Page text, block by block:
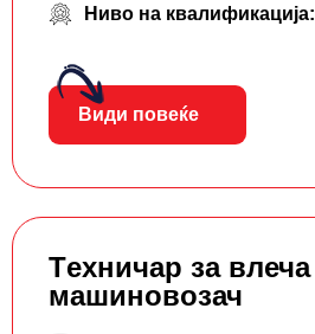
Ниво на квалификација:
Види повеќе
Tехничар за влеча
машиновозач